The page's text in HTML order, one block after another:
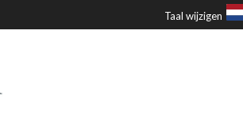
Taal wijzigen